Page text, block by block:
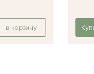
в корзину